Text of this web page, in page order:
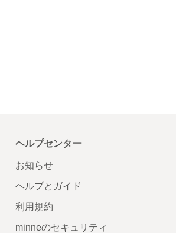
ヘルプセンター
お知らせ
ヘルプとガイド
利用規約
minneのセキュリティ